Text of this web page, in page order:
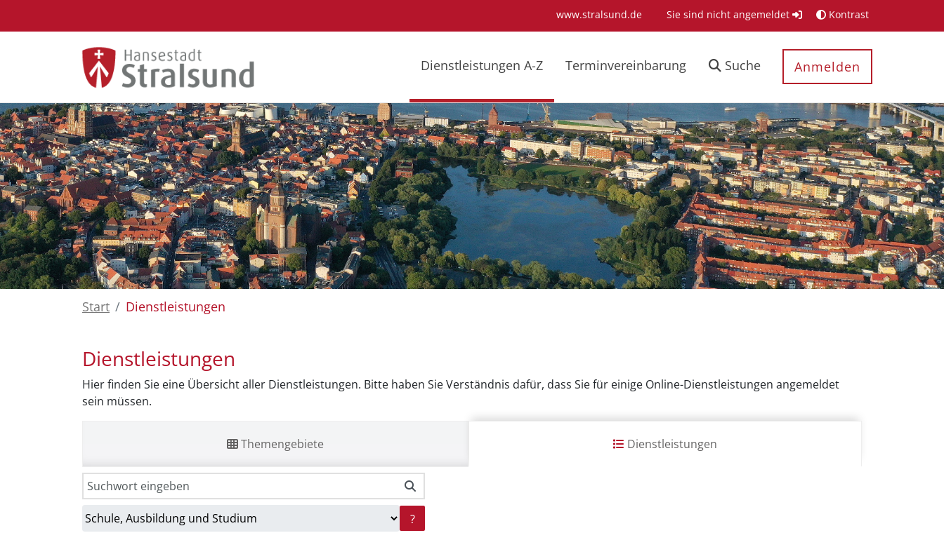
www.stralsund.de Sie sind nicht angemeldet Kontrast
Dienstleistungen A-Z Terminvereinbarung Suche Anmelden
Start Dienstleistungen
Dienstleistungen
Hier finden Sie eine Übersicht aller Dienstleistungen. Bitte haben Sie Verständnis dafür, dass Sie für einige Online-Dienstleistungen angemeldet
sein müssen.
Themengebiete Dienstleistungen
?